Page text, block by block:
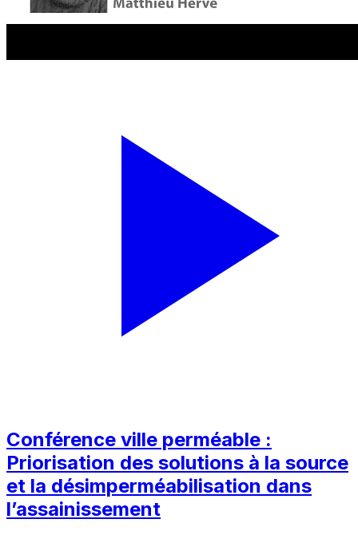
Conférence ville perméable :
Priorisation des solutions à la source
et la désimperméabilisation dans
l’assainissement